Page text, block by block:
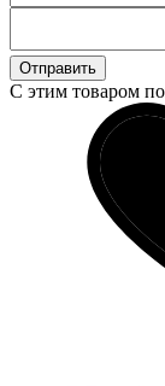
Отправить
С этим товаром